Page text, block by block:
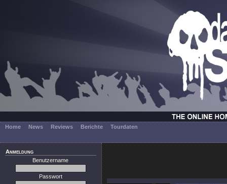
Home News Reviews Berichte Tourdaten
Anmeldung
Benutzername
Passwort